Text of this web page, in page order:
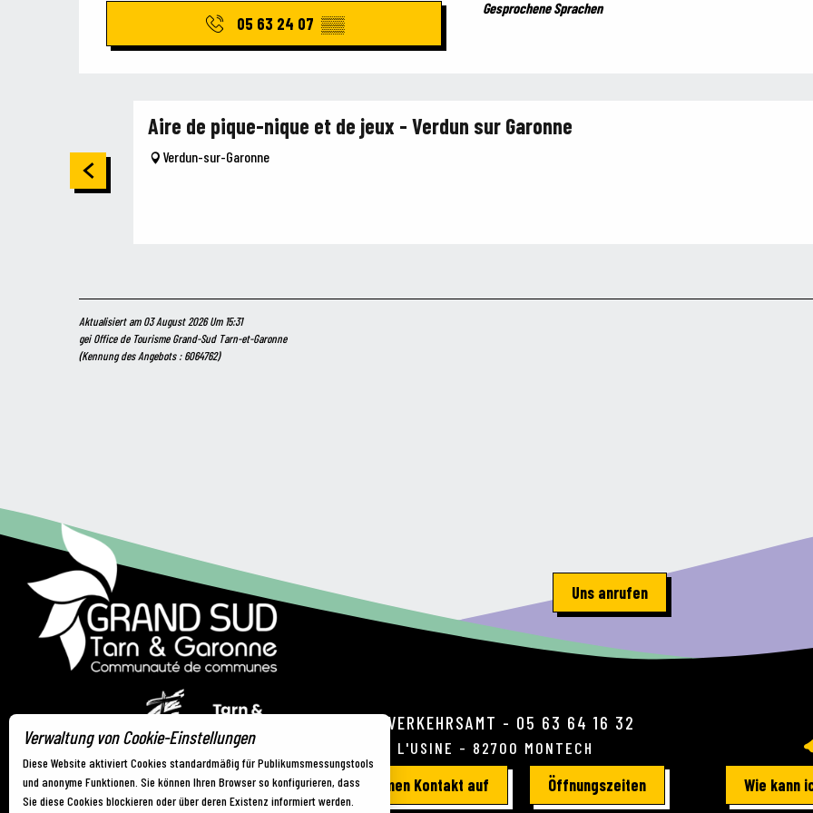
05 63 24 07 ▒▒
Gesprochene Sprachen
Gesprochene Sprachen
Aire de pique-nique et de jeux - Verdun sur Garonne
Verdun-sur-Garonne
Aktualisiert am 03 August 2026 Um 15:31
gei Office de Tourisme Grand-Sud Tarn-et-Garonne
(Kennung des Angebots :6064762)
Uns anrufen
FREMDENVERKEHRSAMT - 05 63 64 16 32
21 RUE DE L'USINE - 82700 MONTECH
Wir nehmen Kontakt auf
Öffnungszeiten Wie kann
Verwaltung von Cookie-Einstellungen
Diese Website aktiviert Cookies standardmäßig für Publikumsmessungstools
und anonyme Funktionen. Sie können Ihren Browser so konfigurieren, dass
Sie diese Cookies blockieren oder über deren Existenz informiert werden.